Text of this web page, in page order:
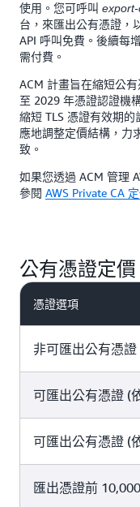
使用。您可呼叫
台，來匯出公有憑證，
API 呼叫免費。後續每
需付費。
ACM 計畫旨在縮短公
至 2029 年憑證認證機
縮短 TLS 憑證有效期
應地調整定價結構，力
致。
如果您透過 ACM 管理
參閱 AWS Private CA
公有憑證定價
憑證選項
非可匯出公有憑證
價格
不需額外費用
可匯出公有憑證 (
價格
7 USD (簽發時收取
可匯出公有憑證 (
價格
匯出憑證前